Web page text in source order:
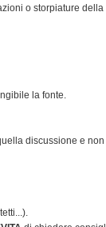
o storpiature della
la fonte.
discussione e non